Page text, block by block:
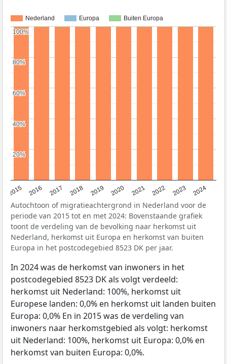
Nederland Europa Buiten Europa
2015 2016 2017 2018 2019 2020 2021 2022 2023 2024
20%
20%
40%
40%
60%
60%
80%
80%
100%
100%
Autochtoon of migratieachtergrond in Nederland voor de
periode van 2015 tot en met 2024: Bovenstaande grafiek
toont de verdeling van de bevolking naar herkomst uit
Nederland, herkomst uit Europa en herkomst van buiten
Europa in het postcodegebied 8523 DK per jaar.
In 2024 was de herkomst van inwoners in het
postcodegebied 8523 DK als volgt verdeeld:
herkomst uit Nederland: 100%, herkomst uit
Europese landen: 0,0% en herkomst uit landen buiten
Europa: 0,0% En in 2015 was de verdeling van
inwoners naar herkomstgebied als volgt: herkomst
uit Nederland: 100%, herkomst uit Europa: 0,0% en
herkomst van buiten Europa: 0,0%.